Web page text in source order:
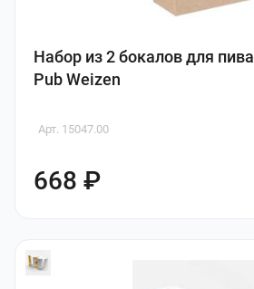
Набор из 2 бокалов для пива
Pub Weizen
Арт. 15047.00
668 ₽